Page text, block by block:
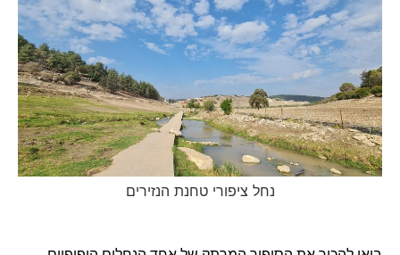
נחל ציפורי טחנת הנזירים